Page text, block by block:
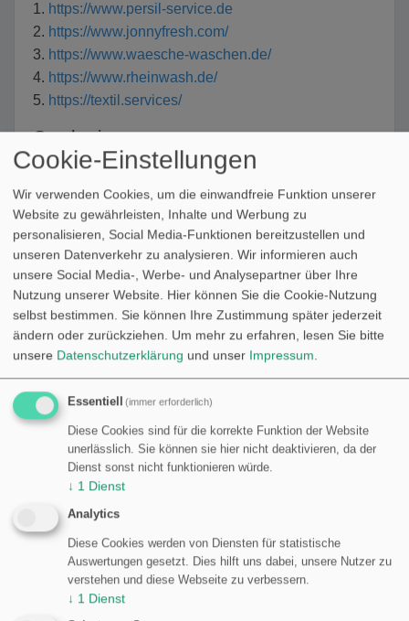
1. https://www.persil-service.de
2. https://www.jonnyfresh.com/
3. https://www.waesche-waschen.de/
4. https://www.rheinwash.de/
5. https://textil.services/
Carsharing
1.https://www.share-now.com/de/de/
2.https://www.flinkster.de
3.https://www.cambio-carsharing.de/
4.https://www.stadtmobil.de/
5.https://www.hertz247.de/deutschland/
Lebensmittel Lieferservice
1.https://www.rewe.de/service/lebensmittel-
lieferservice/
2.https://www.hellofresh.de/
3.https://www.frostashop.de/
4.https://www.getnow.com/
https://www.mytime.de
Entwicklerverzeichnis
Matthias Gora
Cookie-Einstellungen
Wir verwenden Cookies, um die einwandfreie Funktion unserer
Website zu gewährleisten, Inhalte und Werbung zu
personalisieren, Social Media-Funktionen bereitzustellen und
unseren Datenverkehr zu analysieren. Wir informieren auch
unsere Social Media-, Werbe- und Analysepartner über Ihre
Nutzung unserer Website. Hier können Sie die Cookie-Nutzung
selbst bestimmen. Sie können Ihre Zustimmung später jederzeit
ändern oder zurückziehen.
Um mehr zu erfahren, lesen Sie bitte
unsere Datenschutzerklärung und unser Impressum
Essentiell (immer erforderlich)
Diese Cookies sind für die korrekte Funktion der Website
unerlässlich. Sie können sie hier nicht deaktivieren, da der
Dienst sonst nicht funktionieren würde.
↓ 1 Dienst
Analytics
Diese Cookies werden von Diensten für statistische
Auswertungen gesetzt. Dies hilft uns dabei, unsere Nutzer zu
verstehen und diese Webseite zu verbessern.
↓ 1 Dienst